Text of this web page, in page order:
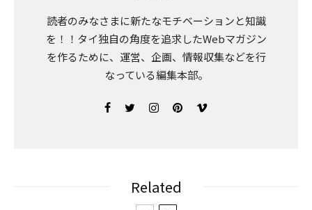
読者のみなさまに新たなモチベーションと知識
を！！タイ独自の角度を追求したWebマガジン
を作るために、運営、企画、情報収集などを行
なっている編集本部。
Related